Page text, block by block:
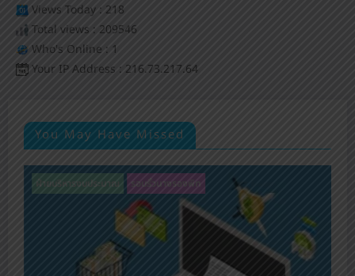
Views Today : 218
Total views : 209546
Who's Online : 1
Your IP Address : 216.73.217.64
You May Have Missed
รอบรั้วนางรองพิท